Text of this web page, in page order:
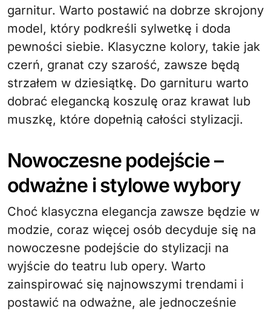
garnitur. Warto postawić na dobrze skrojony
model, który podkreśli sylwetkę i doda
pewności siebie. Klasyczne kolory, takie jak
czerń, granat czy szarość, zawsze będą
strzałem w dziesiątkę. Do garnituru warto
dobrać elegancką koszulę oraz krawat lub
muszkę, które dopełnią całości stylizacji.
Nowoczesne podejście –
odważne i stylowe wybory
Choć klasyczna elegancja zawsze będzie w
modzie, coraz więcej osób decyduje się na
nowoczesne podejście do stylizacji na
wyjście do teatru lub opery. Warto
zainspirować się najnowszymi trendami i
postawić na odważne, ale jednocześnie